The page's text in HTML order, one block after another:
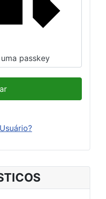
passkey